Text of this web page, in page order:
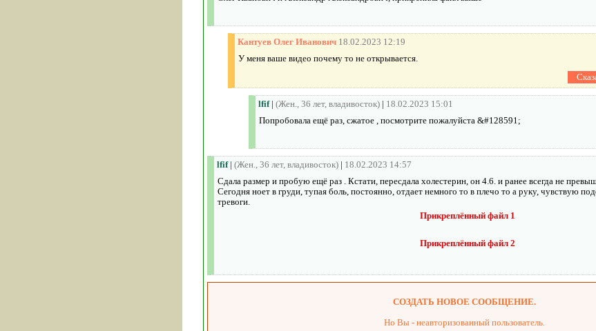
Кантуев Олег Иванович 18.02.2023 12:19
У меня ваше видео почему то не открывается.
lfif| (Жен., 36 лет, владивосток) | 18.02.2023 15:01
Попробовала ещё раз, сжатое , посмотрите пожалуйста &#128591;
lfif| (Жен., 36 лет, владивосток) | 18.02.2023 14:57
Сдала размер и пробую ещё раз . Кстати, пересдала холестерин, он 4.6. и ранее всегда не
Сегодня ноет в груди, тупая боль, постоянно, отдает немного то в плечо то а руку, чувствую
тревоги.
Прикреплённый файл 1
Прикреплённый файл 2
СОЗДАТЬ НОВОЕ СООБЩЕНИЕ.
Но Вы - неавторизованный пользователь.